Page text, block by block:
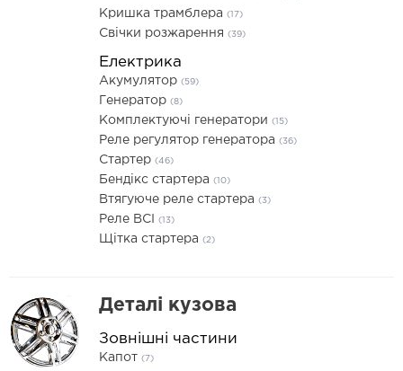
Кришка трамблера (17)
Свічки розжарення (39)
Електрика
Акумулятор (59)
Генератор (8)
Комплектуючі генератори (15)
Реле регулятор генератора (36)
Стартер (46)
Бендікс стартера (10)
Втягуюче реле стартера (3)
Реле ВСІ (13)
Щітка стартера (2)
Деталі кузова
Зовнішні частини
Капот (7)